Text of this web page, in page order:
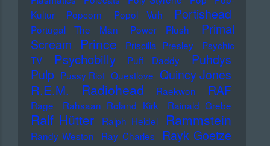
Kultur
Popcorn Popol Vuh Portishead
Portugal The Man Power Plush
Primal
Scream
Prince Priscilla Presley
Psychic
TV
Psychobilly Puff Daddy
Puhdys
Pulp Pussy Riot Questlove Quincy Jones
R.E.M. Radiohead Raekwon RAF
Rage Rahsaan Roland Kirk Rainald Grebe
Ralf Hütter Ralph Heidel Rammstein
Randy Weston Ray Charles Rayk Goetze